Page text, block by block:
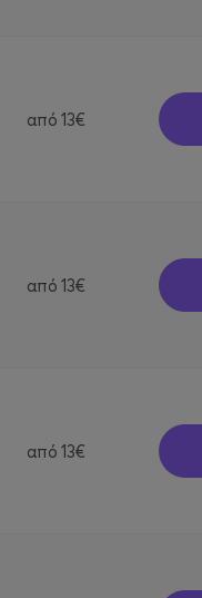
από 13€
από 13€
από 13€